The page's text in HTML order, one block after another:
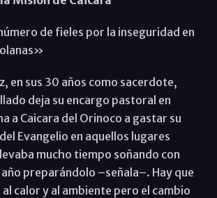
de fieles por la inseguridad en
en sus 30 años como sacerdote,
deja su encargo pastoral en
a Caicara del Orinoco a gastar su
Evangelio en aquellos lugares
mucho tiempo soñando con
preparándolo –señala–. Hay que
calor y al ambiente pero el cambio